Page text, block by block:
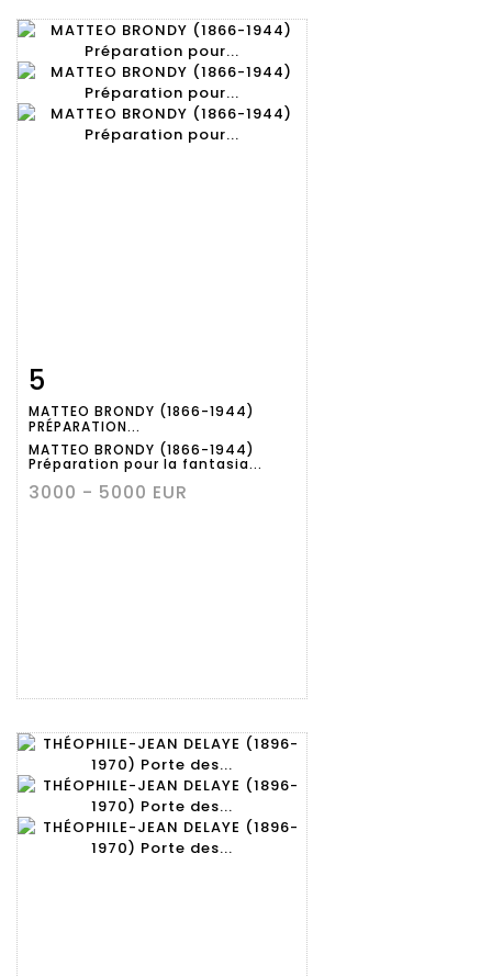
détaillée
5
MATTEO BRONDY (1866-1944)
PRÉPARATION...
MATTEO BRONDY (1866-1944)
Préparation pour la fantasia...
3000 - 5000 EUR